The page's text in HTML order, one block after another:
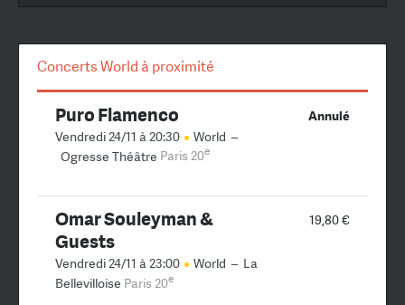
Concerts World à proximité
Annulé
Puro Flamenco
Vendredi 24/11 à 20:30 World –
Ogresse Théâtre Paris 20e
19,80 €
Omar Souleyman &
Guests
Vendredi 24/11 à 23:00 World – La
Bellevilloise Paris 20e